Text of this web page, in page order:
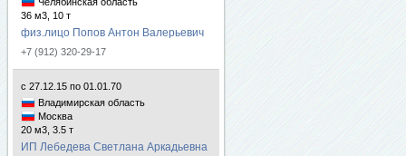
36 м3, 10 т
физ.лицо Попов Антон Валерьевич
+7 (912) 320-29-17
с 27.12.15 по 01.01.70
Владимирская область
Москва
20 м3, 3.5 т
ИП Лебедева Светлана Аркадьевна